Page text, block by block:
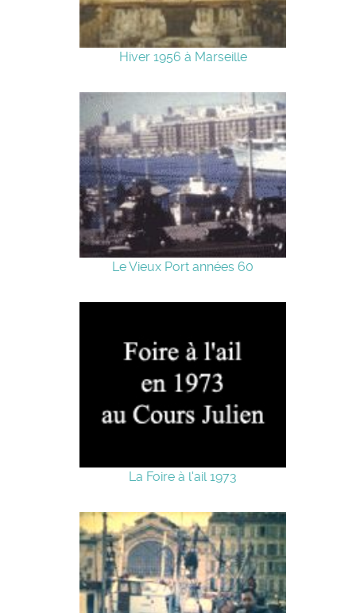
Hiver 1956 à Marseille
Le Vieux Port années 60
La Foire à l'ail 1973